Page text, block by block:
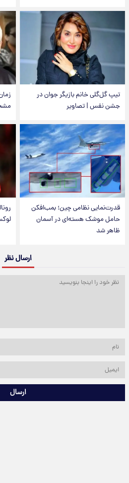
تیپ گل‌گلی خانم بازیگر جوان در
جشن نفس | تصاویر
قدرت‌نمایی نظامی چین؛ بمب‌افکن
حامل موشک هسته‌ای در آسمان
ظاهر شد
ارسال نظر
ارسال